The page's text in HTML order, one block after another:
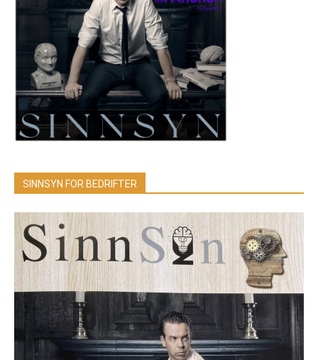
SINNSYN FOR BEDRIFTER